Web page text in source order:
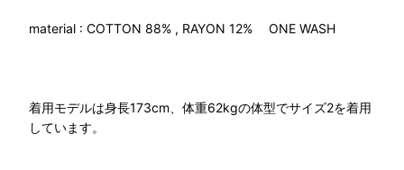
material : COTTON 88% , RAYON 12% ONE WASH
着用モデルは身長173cm、体重62kgの体型でサイズ2を着用
しています。